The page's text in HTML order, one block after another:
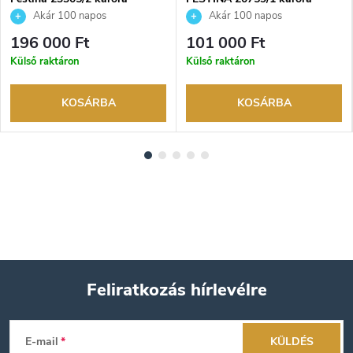
Akár 100 napos
visszaküldési lehetőség. Hivatalos
márkakereskedő.
196 000 Ft
Külső raktáron
KOSÁRBA
Akár 100 napos
visszaküldési lehetőség. Hivatalos
márkakereskedő.
101 000 Ft
Külső raktáron
KOSÁRBA
L
Feliratkozás hírlevélre
E-mail KÜLDÉS